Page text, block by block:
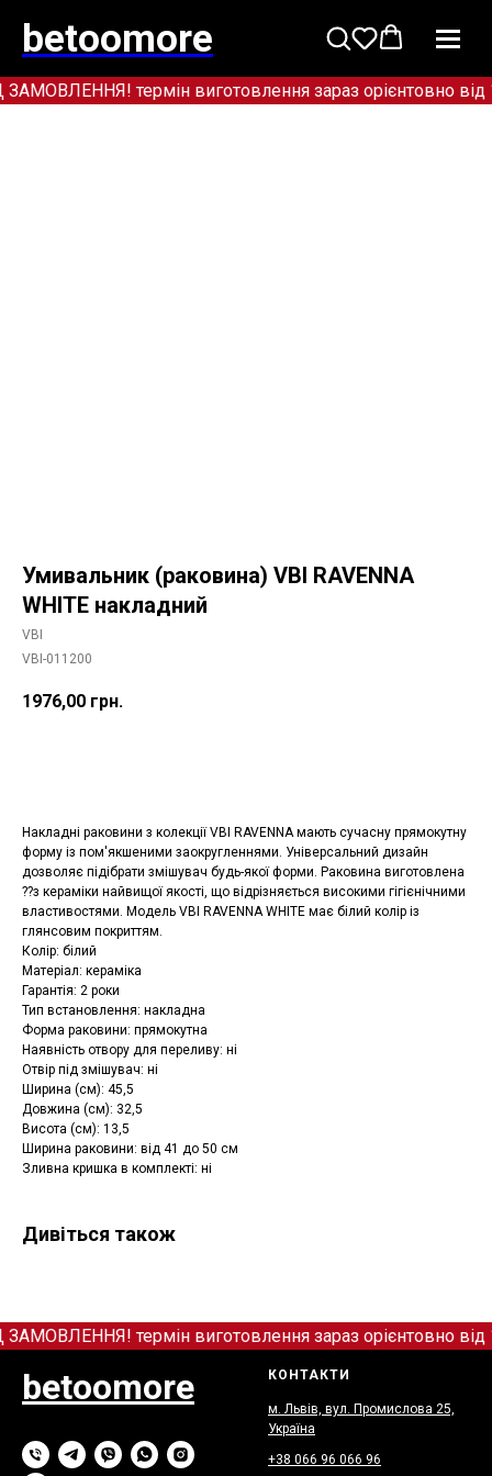
betoomore
термін виготовлення зараз орієнтовно від
Умивальник (раковина) VBI RAVENNA
WHITE накладний
VBI
VBI-011200
1976,00 грн.
Накладні раковини з колекції VBI RAVENNA мають сучасну прямокутну
форму із пом'якшеними заокругленнями. Універсальний дизайн
дозволяє підібрати змішувач будь-якої форми. Раковина виготовлена
??з кераміки найвищої якості, що відрізняється високими гігієнічними
властивостями. Модель VBI RAVENNA WHITE має білий колір із
глянсовим покриттям.
Колір: білий
Матеріал: кераміка
Гарантія: 2 роки
Тип встановлення: накладна
Форма раковини: прямокутна
Наявність отвору для переливу: ні
Отвір під змішувач: ні
Ширина (см): 45,5
Довжина (см): 32,5
Висота (см): 13,5
Ширина раковини: від 41 до 50 см
Зливна кришка в комплекті: ні
Дивіться також
термін виготовлення зараз орієнтовно від
betoomore КОНТАКТИ
м. Львів, вул. Промислова 25,
Україна
+38 066 96 066 96